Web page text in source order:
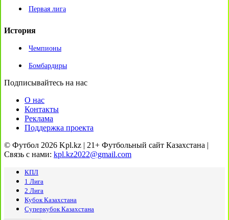
Первая лига
История
Чемпионы
Бомбардиры
Подписывайтесь на нас
О нас
Контакты
Реклама
Поддержка проекта
© Футбол 2026 Kpl.kz | 21+ Футбольный сайт Казахстана |
Связь с нами: kpl.kz2022@gmail.com
КПЛ
1 Лига
2 Лига
Кубок Казахстана
Суперкубок Казахстана